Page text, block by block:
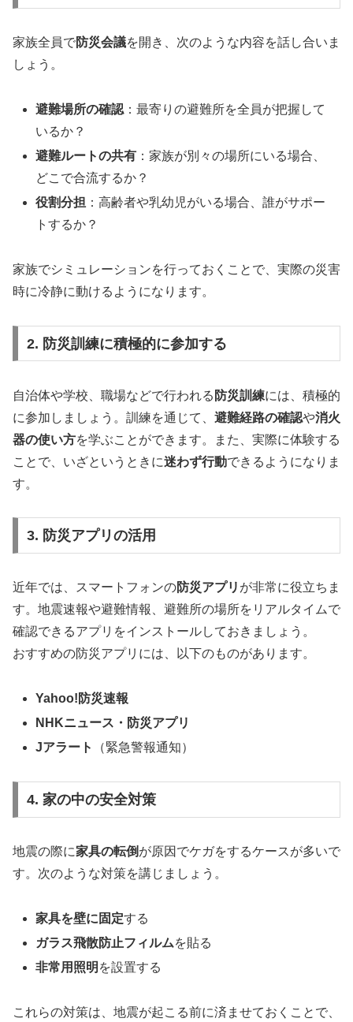
家族全員で防災会議を開き、次のような内容を話し合いま
しょう。
避難場所の確認 ：最寄りの避難所を全員が把握して
いるか？
避難ルートの共有 ：家族が別々の場所にいる場合、
どこで合流するか？
役割分担 ：高齢者や乳幼児がいる場合、誰がサポー
トするか？
家族でシミュレーションを行っておくことで、実際の災害
時に冷静に動けるようになります。
2. 防災訓練に積極的に参加する
自治体や学校、職場などで行われる 防災訓練には、積極的
に参加しましょう。訓練を通じて、 避難経路の確認や消火
器の使い方を学ぶことができます。また、実際に体験する
ことで、いざというときに迷わず行動できるようになりま
す。
3. 防災アプリの活用
近年では、スマートフォンの防災アプリ が非常に役立ちま
す。地震速報や避難情報、避難所の場所をリアルタイムで
確認できるアプリをインストールしておきましょう。
おすすめの防災アプリには、以下のものがあります。
Yahoo!防災速報
NHKニュース・防災アプリ
Jアラート
（緊急警報通知）
4. 家の中の安全対策
地震の際に家具の転倒が原因でケガをするケースが多いで
す。次のような対策を講じましょう。
家具を壁に固定する
ガラス飛散防止フィルムを貼る
非常用照明 を設置する
これらの対策は、地震が起こる前に済ませておくことで、